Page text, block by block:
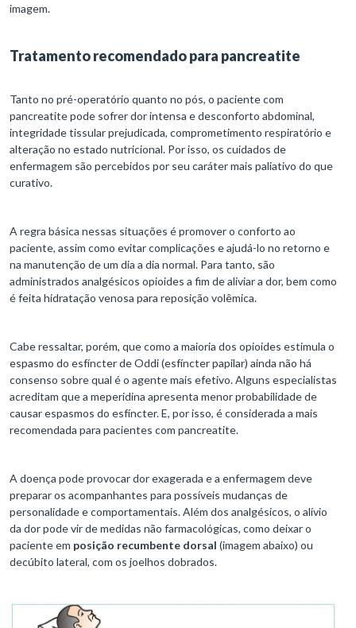
imagem.
Tratamento recomendado para pancreatite
Tanto no pré-operatório quanto no pós, o paciente com
pancreatite pode sofrer dor intensa e desconforto abdominal,
integridade tissular prejudicada, comprometimento respiratório e
alteração no estado nutricional. Por isso, os cuidados de
enfermagem são percebidos por seu caráter mais paliativo do que
curativo.
A regra básica nessas situações é promover o conforto ao
paciente, assim como evitar complicações e ajudá-lo no retorno e
na manutenção de um dia a dia normal. Para tanto, são
administrados analgésicos opioides a fim de aliviar a dor, bem como
é feita hidratação venosa para reposição volêmica.
Cabe ressaltar, porém, que como a maioria dos opioides estimula o
espasmo do esfíncter de Oddi (esfíncter papilar) ainda não há
consenso sobre qual é o agente mais efetivo. Alguns especialistas
acreditam que a meperidina apresenta menor probabilidade de
causar espasmos do esfíncter. E, por isso, é considerada a mais
recomendada para pacientes com pancreatite.
A doença pode provocar dor exagerada e a enfermagem deve
preparar os acompanhantes para possíveis mudanças de
personalidade e comportamentais. Além dos analgésicos, o alívio
da dor pode vir de medidas não farmacológicas, como deixar o
paciente em posição recumbente dorsal (imagem abaixo) ou
decúbito lateral, com os joelhos dobrados.